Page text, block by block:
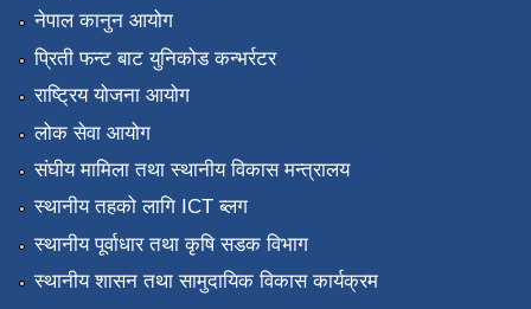
नेपाल कानुन आयोग
प्रिती फन्ट बाट युनिकोड कन्भर्रटर
राष्ट्रिय योजना आयोग
लोक सेवा आयोग
संघीय मामिला तथा स्थानीय विकास मन्त्रालय
स्थानीय तहको लागि ICT ब्लग
स्थानीय पूर्वाधार तथा कृषि सडक विभाग
स्थानीय शासन तथा सामुदायिक विकास कार्यक्रम